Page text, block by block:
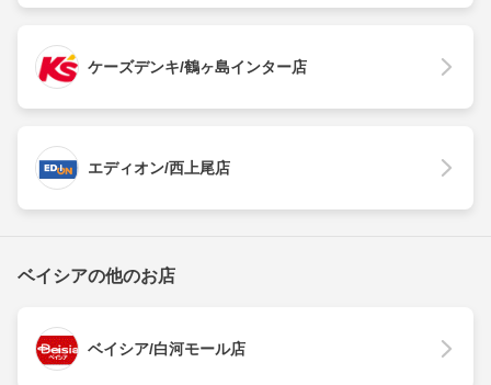
ケーズデンキ/鶴ヶ島インター店
エディオン/西上尾店
ベイシアの他のお店
ベイシア/白河モール店